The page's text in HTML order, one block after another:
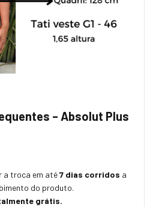
– Absolut Plus
a troca em até7 dias corridos a
do produto.
grátis.